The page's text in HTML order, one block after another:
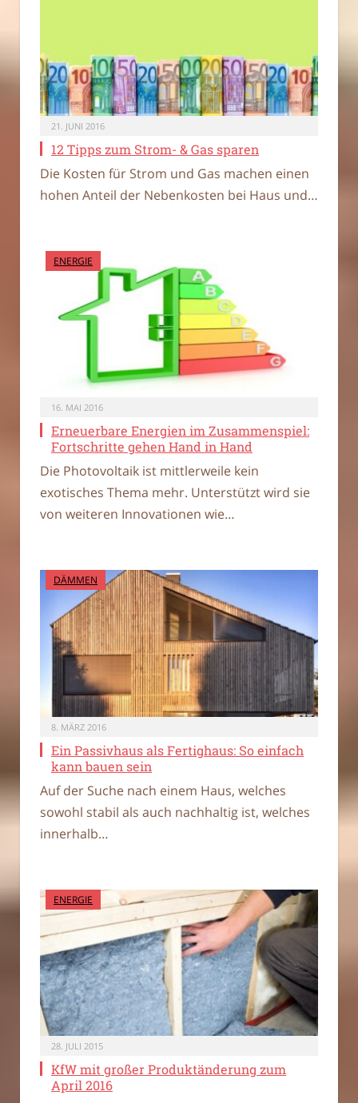
21. JUNI 2016
12 Tipps zum Strom- & Gas sparen
Die Kosten für Strom und Gas machen einen
hohen Anteil der Nebenkosten bei Haus und…
ENERGIE
16. MAI 2016
Erneuerbare Energien im Zusammenspiel:
Fortschritte gehen Hand in Hand
Die Photovoltaik ist mittlerweile kein
exotisches Thema mehr. Unterstützt wird sie
von weiteren Innovationen wie…
DÄMMEN
8. MÄRZ 2016
Ein Passivhaus als Fertighaus: So einfach
kann bauen sein
Auf der Suche nach einem Haus, welches
sowohl stabil als auch nachhaltig ist, welches
innerhalb…
ENERGIE
28. JULI 2015
KfW mit großer Produktänderung zum
April 2016